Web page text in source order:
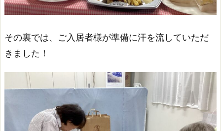
その裏では、ご入居者様が準備に汗を流していただ
きました！